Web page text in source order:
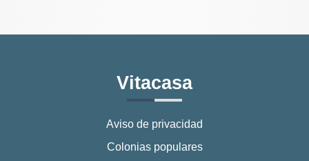
Vitacasa
Aviso de privacidad
Colonias populares